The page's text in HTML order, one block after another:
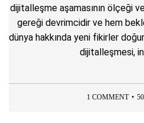
dijitalleşme aşamasının ölçeği
gereği devrimcidir ve hem
dünya hakkında yeni fikirler
dijitalleşmesi,
1 COMMENT